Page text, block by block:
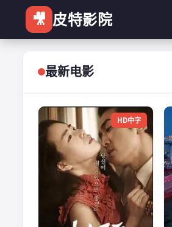
🎥 皮特影院
最新电影
HD中字